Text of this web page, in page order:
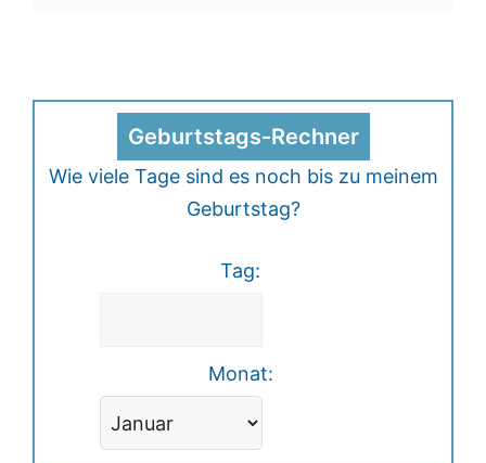
Geburtstags-Rechner
Wie viele Tage sind es noch bis zu meinem
Geburtstag?
Tag:
Monat: